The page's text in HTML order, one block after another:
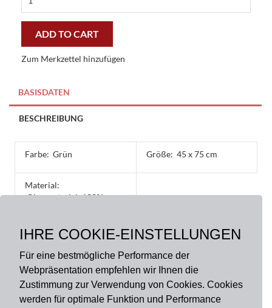
IHRE COOKIE-EINSTELLUNGEN
Für eine bestmögliche Performance der
Webpräsentation empfehlen wir Ihnen die
Zustimmung zur Verwendung von Cookies. Cookies
werden für optimale Funktion und Performance
Matte
75
preiswert
und
stilvoll
ADD TO CART
Zum Merkzettel hinzufügen
BASISDATEN
BESCHREIBUNG
Farbe: Grün Größe: 45 x 75 cm
Material:
Obermaterial: 100%
rutschfest